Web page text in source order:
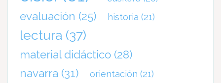
evaluación (25) historia (21)
lectura (37)
material didáctico (28)
navarra (31) orientación (21)